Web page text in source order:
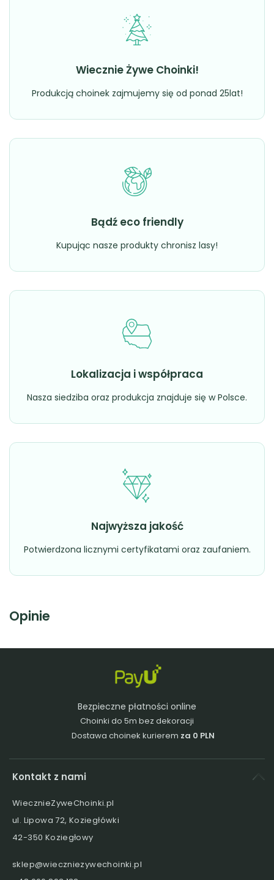
Wiecznie Żywe Choinki!
Produkcją choinek zajmujemy się od ponad 25lat!
Bądź eco friendly
Kupując nasze produkty chronisz lasy!
Lokalizacja i współpraca
Nasza siedziba oraz produkcja znajduje się w Polsce.
Najwyższa jakość
Potwierdzona licznymi certyfikatami oraz zaufaniem.
Opinie
Bezpieczne płatności online
Choinki do 5m bez dekoracji
Dostawa choinek kurierem za 0 PLN
Kontakt z nami
WiecznieZyweChoinki.pl
ul. Lipowa 72, Koziegłówki
42-350 Koziegłowy
sklep@wieczniezywechoinki.pl